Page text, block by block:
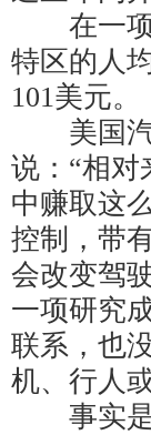
在一项
特区的人
101美元。
美国汽
说：“相对
中赚取这
控制，带
会改变驾
一项研究
联系，也
机、行人
事实是